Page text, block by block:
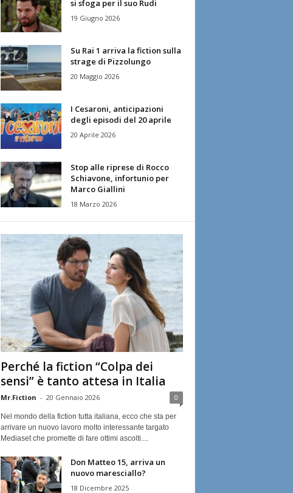
si sfoga per il suo Rudi
19 Giugno 2026
Su Rai 1 arriva la fiction sulla
strage di Pizzolungo
20 Maggio 2026
I Cesaroni, anticipazioni
degli episodi del 20 aprile
20 Aprile 2026
Stop alle riprese di Rocco
Schiavone, infortunio per
Marco Giallini
18 Marzo 2026
Perché la fiction “Colpa dei
sensi” è tanto attesa in Italia
Mr.Fiction - 20 Gennaio 2026 0
Nel mondo della fiction tutta italiana, ecco che sta per
arrivare un nuovo lavoro molto interessante targato
Mediaset che promette di fare ottimi ascolti....
Don Matteo 15, arriva un
nuovo maresciallo?
18 Dicembre 2025